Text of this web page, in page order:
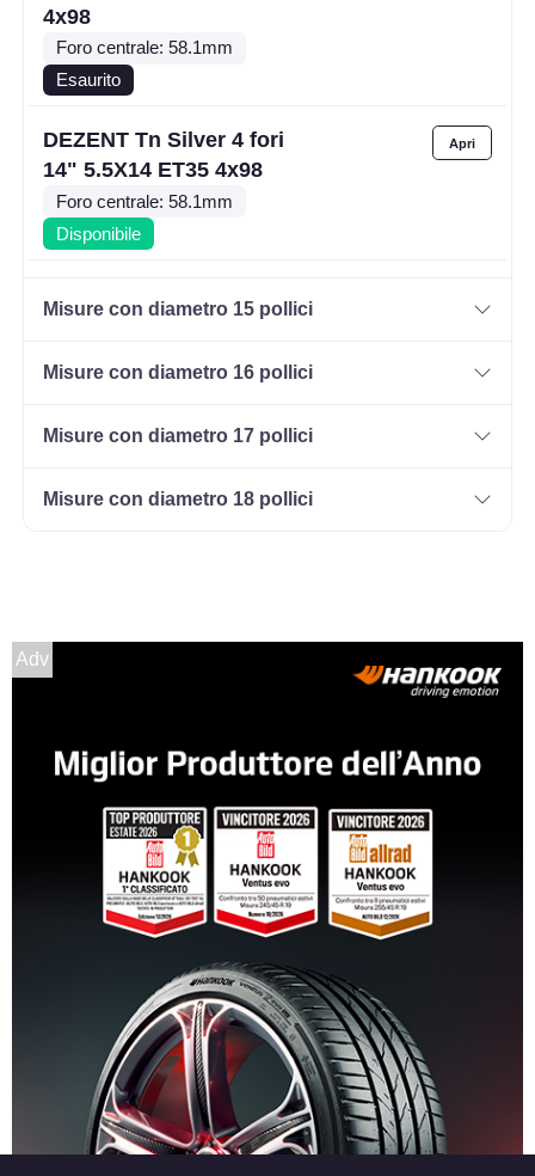
4x98
Foro centrale: 58.1mm
Esaurito
DEZENT Tn Silver 4 fori
14" 5.5X14 ET35 4x98
Foro centrale: 58.1mm
Disponibile
14" 5.5X14 ET35 4x100
DEZENT Tn Silver 4 fori
Foro centrale: 60.1mm
DEZENT Tn Silver 4 fori
14" 5.5X14 ET45 4x100
Foro centrale: 54.1mm
DEZENT Tn Black Mirror
4 fori 14" 5.5X14 ET35
Foro centrale: 60.1mm
Disponibile
DEZENT Tn Black Mirror
4 fori 14" 5.5X14 ET40
4x100
Misure con diametro 15 pollici
Misure con diametro 16 pollici
Misure con diametro 17 pollici
Misure con diametro 18 pollici
Adv